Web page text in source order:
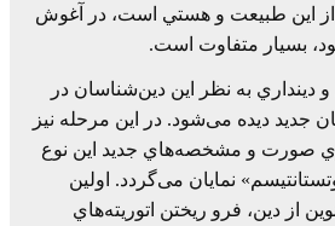
اين طبيعت و هستي است، در آغوش
بسيار متفاوت است.
دينداري به نظر اين دين‌شناسان در
جديد ديده می‌شود. در اين مرحله نيز
صورت و مشخصه‌هاي جديد اين نوع
نمايان می‌گردد. اولين
از دين، فرو ريختن اتوريته‌هاي